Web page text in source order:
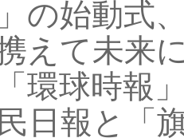
の始動式
て未来
環球時報
日報と「